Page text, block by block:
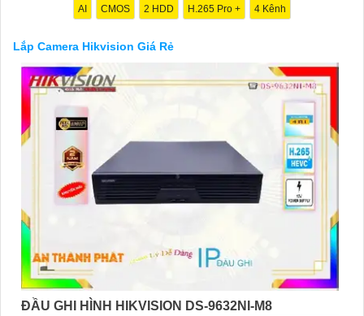
an toàn cho dự án của quý vị.
chuyên nghiệp cho dự án của mình, chúng tôi luôn sẵn lòng hỗ
trợ và tư vấn cho quý vị.
AI CMOS 2 HDD H.265 Pro + 4 Kênh
Lắp Camera Hikvision Giá Rẻ
ĐẦU GHI HÌNH HIKVISION DS-9632NI-M8